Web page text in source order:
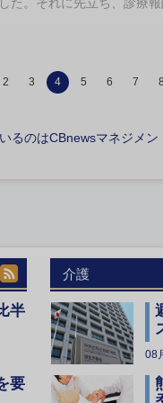
2 3 4 5 6 7 8
るのはCBnewsマネジメン
半
要
介護
08